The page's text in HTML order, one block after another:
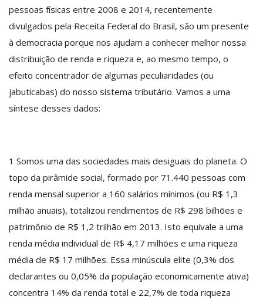
pessoas físicas entre 2008 e 2014, recentemente
divulgados pela Receita Federal do Brasil, são um presente
à democracia porque nos ajudam a conhecer melhor nossa
distribuição de renda e riqueza e, ao mesmo tempo, o
efeito concentrador de algumas peculiaridades (ou
jabuticabas) do nosso sistema tributário. Vamos a uma
síntese desses dados:
1­ Somos uma das sociedades mais desiguais do planeta. O
topo da pirâmide social, formado por 71.440 pessoas com
renda mensal superior a 160 salários mínimos (ou R$ 1,3
milhão anuais), totalizou rendimentos de R$ 298 bilhões e
patrimônio de R$ 1,2 trilhão em 2013. Isto equivale a uma
renda média individual de R$ 4,17 milhões e uma riqueza
média de R$ 17 milhões. Essa minúscula elite (0,3% dos
declarantes ou 0,05% da população economicamente ativa)
concentra 14% da renda total e 22,7% de toda riqueza